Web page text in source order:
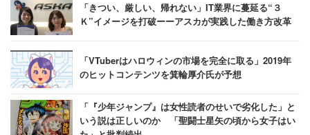
「きつい、厳しい、帰れない」IT業界に蔓延る“３
Ｋ”イメージを打破ーーアスカが実践した働き方改革
「VTuberはハロウィンの市場を完全に取る」2019年
のヒットコンテンツを箕輪厚介氏が予想
「『少年ジャンプ』は女性読者のせいで劣化した」と
いう説は正しいのか 「聖闘士星矢の頃から女子はい